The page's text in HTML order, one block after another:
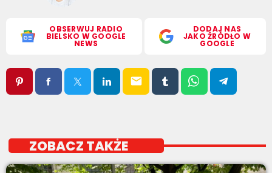
OBSERWUJ RADIO
BIELSKO W GOOGLE
NEWS
DODAJ NAS
JAKO ŹRÓDŁO W
GOOGLE
email
ZOBACZ TAKŻE